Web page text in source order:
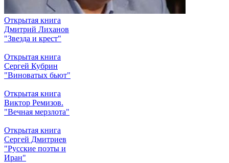
Открытая книга
Дмитрий Лиханов
"Звезда и крест"
Открытая книга
Сергей Кубрин
"Виноватых бьют"
Открытая книга
Виктор Ремизов.
"Вечная мерзлота"
Открытая книга
Сергей Дмитриев
"Русские поэты и
Иран"